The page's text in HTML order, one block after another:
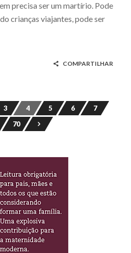
precisa ser um martírio. Pode
crianças viajantes, pode ser
COMPARTILHAR
3 4 5 6
7
70